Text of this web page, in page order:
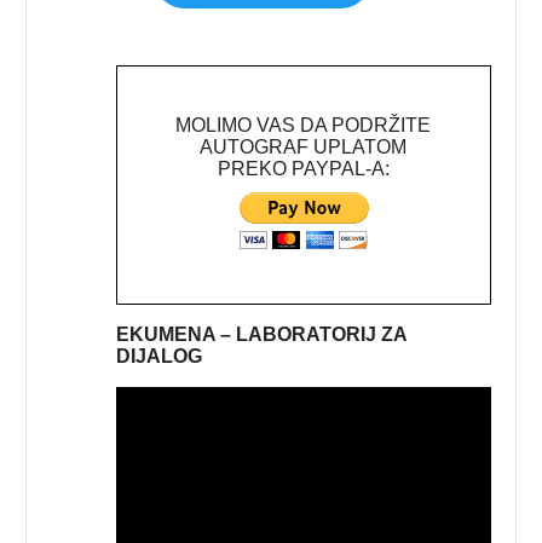
MOLIMO VAS DA PODRŽITE
AUTOGRAF UPLATOM
PREKO PAYPAL-A:
EKUMENA – LABORATORIJ ZA
DIJALOG